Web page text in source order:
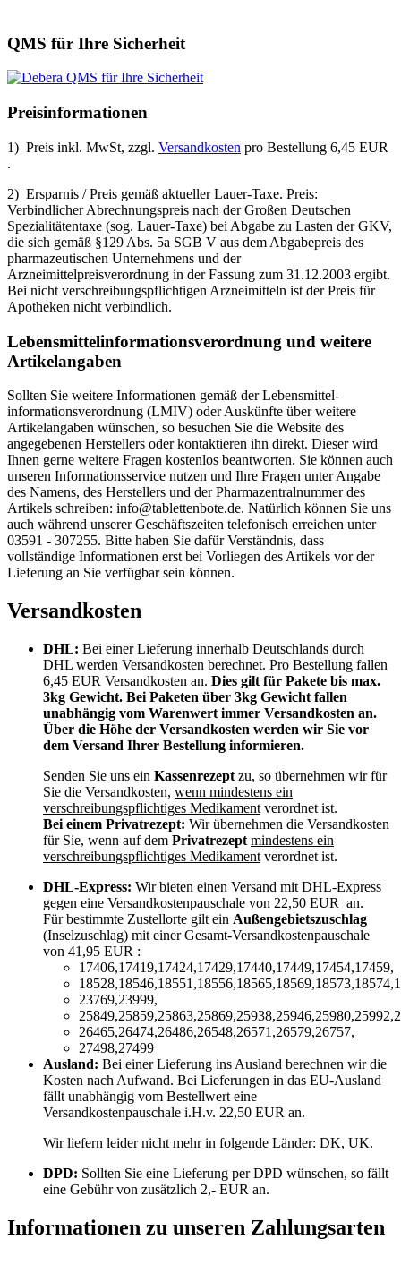
QMS für Ihre Sicherheit
Preisinformationen
1) Preis inkl. MwSt, zzgl. Versandkosten pro Bestellung 6,45 EUR
.
2) Ersparnis / Preis gemäß aktueller Lauer-Taxe. Preis:
Verbindlicher Abrechnungspreis nach der Großen Deutschen
Spezialitätentaxe (sog. Lauer-Taxe) bei Abgabe zu Lasten der GKV,
die sich gemäß §129 Abs. 5a SGB V aus dem Abgabepreis des
pharmazeutischen Unternehmens und der
Arzneimittelpreisverordnung in der Fassung zum 31.12.2003 ergibt.
Bei nicht verschreibungspflichtigen Arzneimitteln ist der Preis für
Apotheken nicht verbindlich.
Lebensmittel­informations­verordnung und weitere
Artikelangaben
Sollten Sie weitere Informationen gemäß der Lebensmittel­
informations­verordnung (LMIV) oder Auskünfte über weitere
Artikelangaben wünschen, so besuchen Sie die Website des
angegebenen Herstellers oder kontaktieren ihn direkt. Dieser wird
Ihnen gerne weitere Fragen kostenlos beantworten. Sie können auch
unseren Informationsservice nutzen und Ihre Fragen unter Angabe
des Namens, des Herstellers und der Pharmazentralnummer des
Artikels schreiben: info@tablettenbote.de. Natürlich können Sie uns
auch während unserer Geschäftszeiten telefonisch erreichen unter
03591 - 307255. Bitte haben Sie dafür Verständnis, dass
vollständige Informationen erst bei Vorliegen des Artikels vor der
Lieferung an Sie verfügbar sein können.
Versandkosten
DHL: Bei einer Lieferung innerhalb Deutschlands durch
DHL werden Versandkosten berechnet. Pro Bestellung fallen
6,45 EUR Versandkosten an. Dies gilt für Pakete bis max.
3kg Gewicht. Bei Paketen über 3kg Gewicht fallen
unabhängig vom Warenwert immer Versandkosten an.
Über die Höhe der Versandkosten werden wir Sie vor
dem Versand Ihrer Bestellung informieren.
Senden Sie uns ein Kassenrezept zu, so übernehmen wir für
Sie die Versandkosten, wenn mindestens ein
verschreibungspflichtiges Medikament verordnet ist.
Bei einem Privatrezept: Wir übernehmen die Versandkosten
für Sie, wenn auf dem Privatrezept mindestens ein
verschreibungspflichtiges Medikament verordnet ist.
DHL-Express: Wir bieten einen Versand mit DHL-Express
gegen eine Versandkostenpauschale von 22,50 EUR an.
Für bestimmte Zustellorte gilt ein Außengebietszuschlag
(Inselzuschlag) mit einer Gesamt-Versandkostenpauschale
von 41,95 EUR :
17406,17419,17424,17429,17440,17449,17454,17459,
23769,23999,
26465,26474,26486,26548,26571,26579,26757,
27498,27499
Ausland: Bei einer Lieferung ins Ausland berechnen wir die
Kosten nach Aufwand. Bei Lieferungen in das EU-Ausland
fällt unabhängig vom Bestellwert eine
Versandkostenpauschale i.H.v. 22,50 EUR an.
Wir liefern leider nicht mehr in folgende Länder: DK, UK.
DPD: Sollten Sie eine Lieferung per DPD wünschen, so fällt
eine Gebühr von zusätzlich 2,- EUR an.
Informationen zu unseren Zahlungsarten